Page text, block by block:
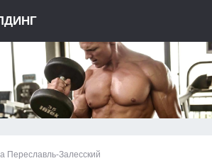
Переславль-Залесский